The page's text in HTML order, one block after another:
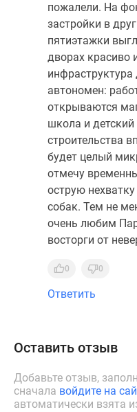
пожалели. На
застройки в
пятиэтажки
дворах красиво
инфраструктура
автономен:
открываются
школа и
строительства
будет целый
отмечу
острую
собак. Тем не
очень любим
восторги от
0 0
Ответить
Оставить отзыв
Добавьте отзыв,
сначала войдите на
автоматически взята